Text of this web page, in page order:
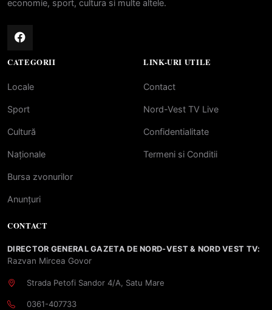
economie, sport, cultura si multe altele.
CATEGORII
Locale
Sport
Cultură
Naționale
Bursa zvonurilor
Anunțuri
LINK-URI UTILE
Contact
Nord-Vest TV Live
Confidentialitate
Termeni si Conditii
CONTACT
DIRECTOR GENERAL GAZETA DE NORD-VEST & NORD VEST TV:
Razvan Mircea Govor
Strada Petofi Sandor 4/A, Satu Mare
0361-407733